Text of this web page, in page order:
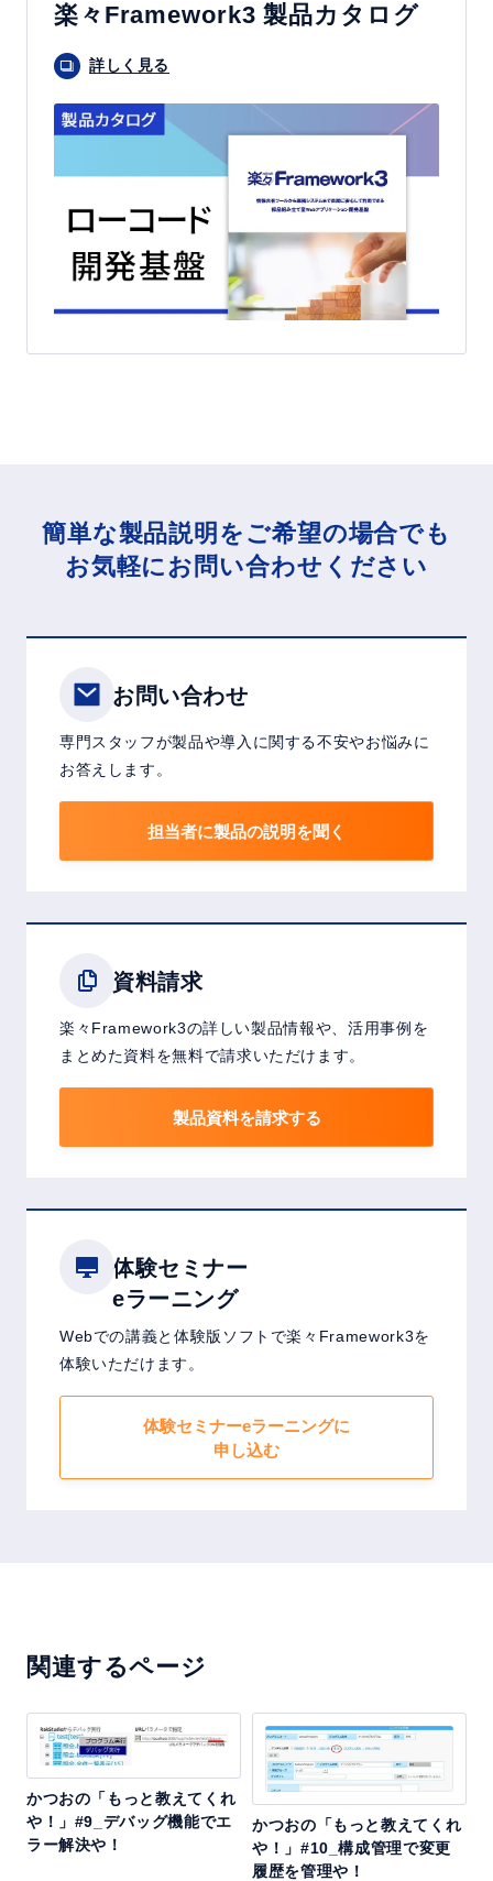
楽々Framework3 製品カタログ
詳しく見る
簡単な製品説明をご希望の場合でも
お気軽にお問い合わせください
お問い合わせ
専門スタッフが製品や導入に関する不安やお悩みに
お答えします。
担当者に製品の説明を聞く
資料請求
楽々Framework3の詳しい製品情報や、活用事例を
まとめた資料を無料で請求いただけます。
製品資料を請求する
体験セミナー
eラーニング
Webでの講義と体験版ソフトで楽々Framework3を
体験いただけます。
体験セミナーeラーニングに
申し込む
関連するページ
かつおの「もっと教えてくれ
や！」#9_デバッグ機能でエ
ラー解決や！
かつおの「もっと教えてくれ
や！」#10_構成管理で変更
履歴を管理や！